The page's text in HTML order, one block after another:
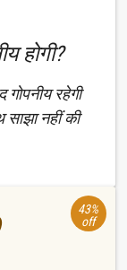
होगी?
रहेगी
साझा नहीं की
43%
off